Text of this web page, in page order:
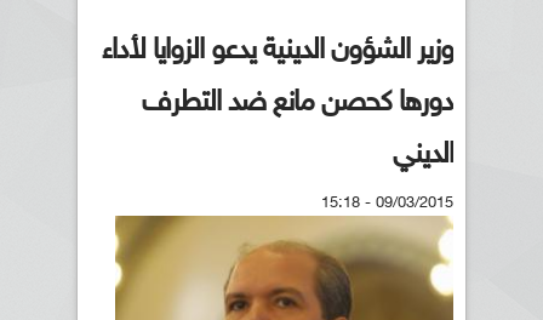
وزير الشؤون الدينية يدعو الزوايا لأداء
دورها كحصن مانع ضد التطرف
الديني
09/03/2015 - 15:18